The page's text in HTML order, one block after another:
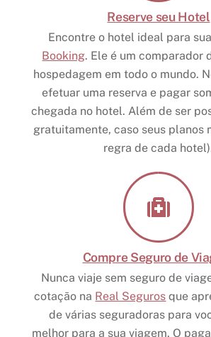
Leia mais
Reserve seu Hotel
Encontre o hotel ideal para
Booking. Ele é um comparador
hospedagem em todo o mundo.
efetuar uma reserva e pagar
chegada no hotel. Além de ser
gratuitamente, caso seus planos
regra de cada
Compre Seguro de
Nunca viaje sem seguro de
cotação na Real Seguros que
de várias seguradoras para
melhor para a sua viagem. O